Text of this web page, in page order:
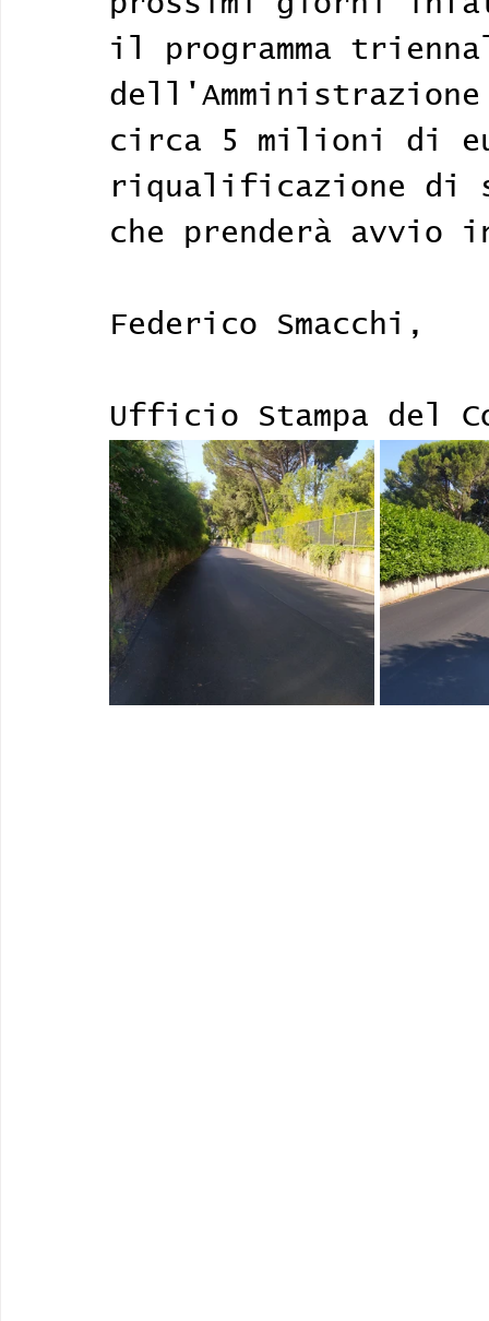
il programma
circa 5 milioni di
riqualificazione di
che prenderà avvio
Federico Smacchi,
Ufficio Stampa del